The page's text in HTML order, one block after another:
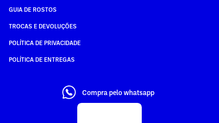
GUIA DE ROSTOS
TROCAS E DEVOLUÇÕES
POLÍTICA DE PRIVACIDADE
POLÍTICA DE ENTREGAS
Compra pelo whatsapp